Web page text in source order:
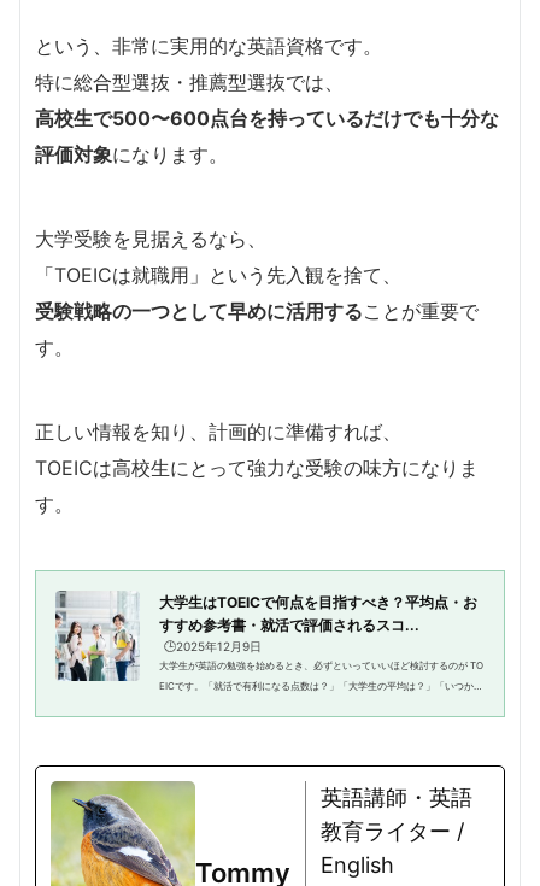
という、非常に実用的な英語資格です。
特に総合型選抜・推薦型選抜では、
高校生で500〜600点台を持っているだけでも十分な
評価対象になります。
大学受験を見据えるなら、
「TOEICは就職用」という先入観を捨て、
受験戦略の一つとして早めに活用することが重要で
す。
正しい情報を知り、計画的に準備すれば、
TOEICは高校生にとって強力な受験の味方になりま
す。
大学生はTOEICで何点を目指すべき？平均点・お
すすめ参考書・就活で評価されるスコ...
🕒️2025年12月9日
大学生が英語の勉強を始めるとき、必ずといっていいほど検討するのが TO
EICです。「就活で有利になる点数は？」「大学生の平均は？」「いつから
Tommy
英語講師・英語
教育ライター /
English